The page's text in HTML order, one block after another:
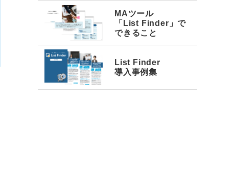
MAツール
「List Finder」で
できること
List Finder
導入事例集